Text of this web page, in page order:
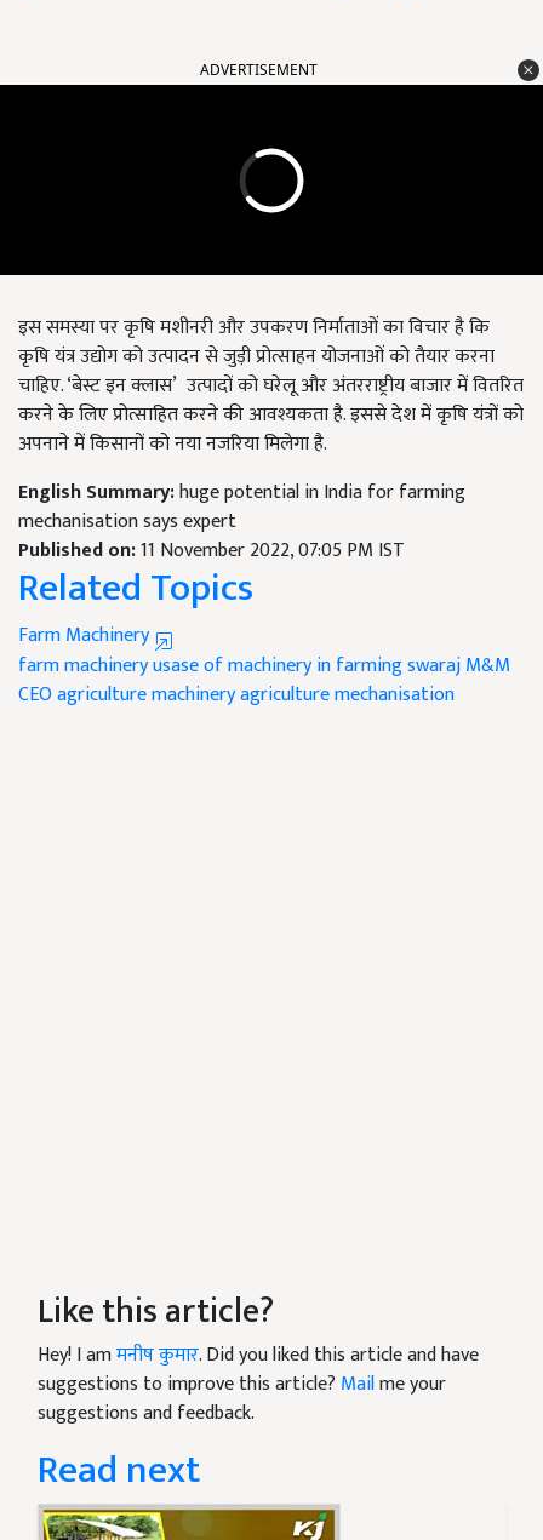
ADVERTISEMENT
इस समस्या पर कृषि मशीनरी और उपकरण निर्माताओं का विचार है कि
कृषि यंत्र उद्योग को उत्पादन से जुड़ी प्रोत्साहन योजनाओं को तैयार करना
चाहिए. ‘बेस्ट इन क्लास’ उत्पादों को घरेलू और अंतरराष्ट्रीय बाजार में वितरित
करने के लिए प्रोत्साहित करने की आवश्यकता है. इससे देश में कृषि यंत्रों को
अपनाने में किसानों को नया नजरिया मिलेगा है.
English Summary:huge potential in India for farming
mechanisation says expert
Published on:11 November 2022, 07:05 PM IST
Related Topics
Farm Machinery
farm machineryusase of machinery in farmingswaraj M&M
CEOagriculture machineryagriculture mechanisation
Like this article?
Hey! I amमनीष कुमार. Did you liked this article and have
suggestions to improve this article? Mailme your
suggestions and feedback.
Read next